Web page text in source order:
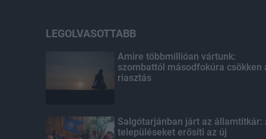
LEGOLVASOTTABB
Amire többmillióan vártunk:
szombattól másodfokúra csökken
riasztás
Salgótarjánban járt az államtitkár:
településeket erősíti az új